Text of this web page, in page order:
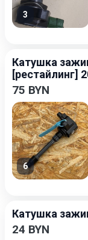
3
Катушка
[рестайлинг]
75 BYN
6
Катушка
24 BYN